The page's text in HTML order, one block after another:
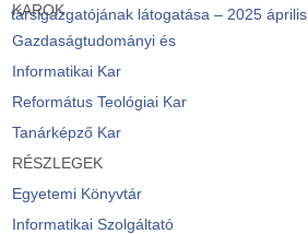
KAROK
Gazdaságtudományi és
Informatikai Kar
Református Teológiai Kar
Tanárképző Kar
RÉSZLEGEK
Egyetemi Könyvtár
Informatikai Szolgáltató
társigazgatójának látogatása – 2025 április